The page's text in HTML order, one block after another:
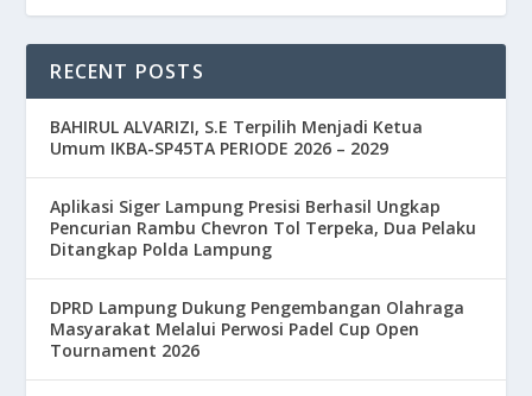
RECENT POSTS
BAHIRUL ALVARIZI, S.E Terpilih Menjadi Ketua
Umum IKBA-SP45TA PERIODE 2026 – 2029
Aplikasi Siger Lampung Presisi Berhasil Ungkap
Pencurian Rambu Chevron Tol Terpeka, Dua Pelaku
Ditangkap Polda Lampung
DPRD Lampung Dukung Pengembangan Olahraga
Masyarakat Melalui Perwosi Padel Cup Open
Tournament 2026